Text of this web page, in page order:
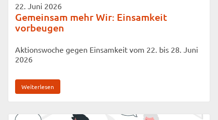
22. Juni 2026
Gemeinsam mehr Wir: Einsamkeit
vorbeugen
Aktionswoche gegen Einsamkeit vom 22. bis 28. Juni
2026
Weiterlesen